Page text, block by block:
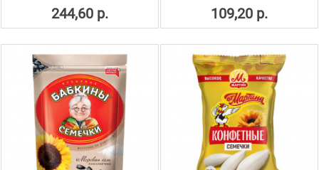
244,60 р. 109,20 р.